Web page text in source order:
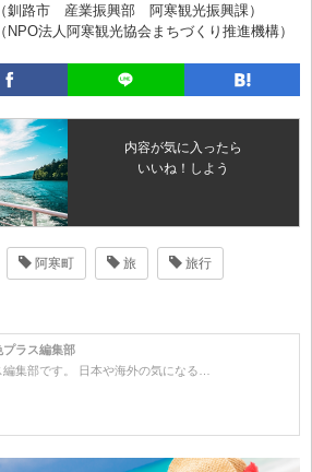
釧路市 産業振興部 阿寒観光振興課）
人阿寒観光協会まちづくり推進機構）
内容が気に入ったら
いいね！しよう
阿寒町 旅 旅行
プラス編集部
集部です。 日本や海外の気になる…